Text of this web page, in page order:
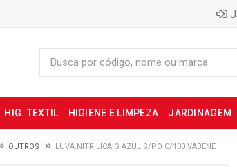
HIG. TEXTIL HIGIENE E LIMPEZA JARDINAGEM
OUTROS LUVA NITRILICA G AZUL S/PO C/100 VABENE